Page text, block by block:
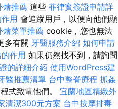
燴推薦 這些 菲律賓簽證申請詳
用 會追蹤用戶，以便向他們顯
燴菜單推薦 cookie，您也無法
多有關 牙醫服務介紹 如何申請
的作用 如果仍然找不到，請詢問
的詳細介紹 使用WordPress建
醫推薦清單 台中整脊療程 抓姦
式致電他們。 宜蘭地區精緻外
清潔300元方案 台中按摩排毒